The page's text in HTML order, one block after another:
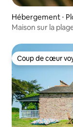
Hébergement ⋅
Maison sur la
Coup de cœur
Coup de cœur